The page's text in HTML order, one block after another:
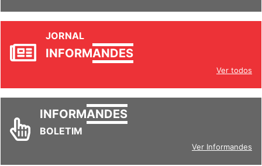
JORNAL
INFORMANDES
Ver todos
INFORMANDES
BOLETIM
Ver Informandes